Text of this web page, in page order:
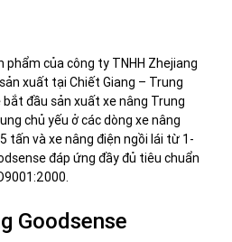
phẩm của công ty TNHH Zhejiang
xuất tại Chiết Giang – Trung
bắt đầu sản xuất xe nâng Trung
chủ yếu ở các dòng xe nâng
tấn và xe nâng điện ngồi lái từ 1-
đáp ứng đầy đủ tiêu chuẩn
Goodsense